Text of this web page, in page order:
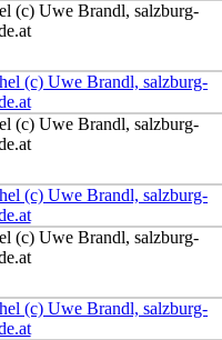
(c) Uwe Brandl, salzburg-
(c) Uwe Brandl, salzburg-
(c) Uwe Brandl, salzburg-